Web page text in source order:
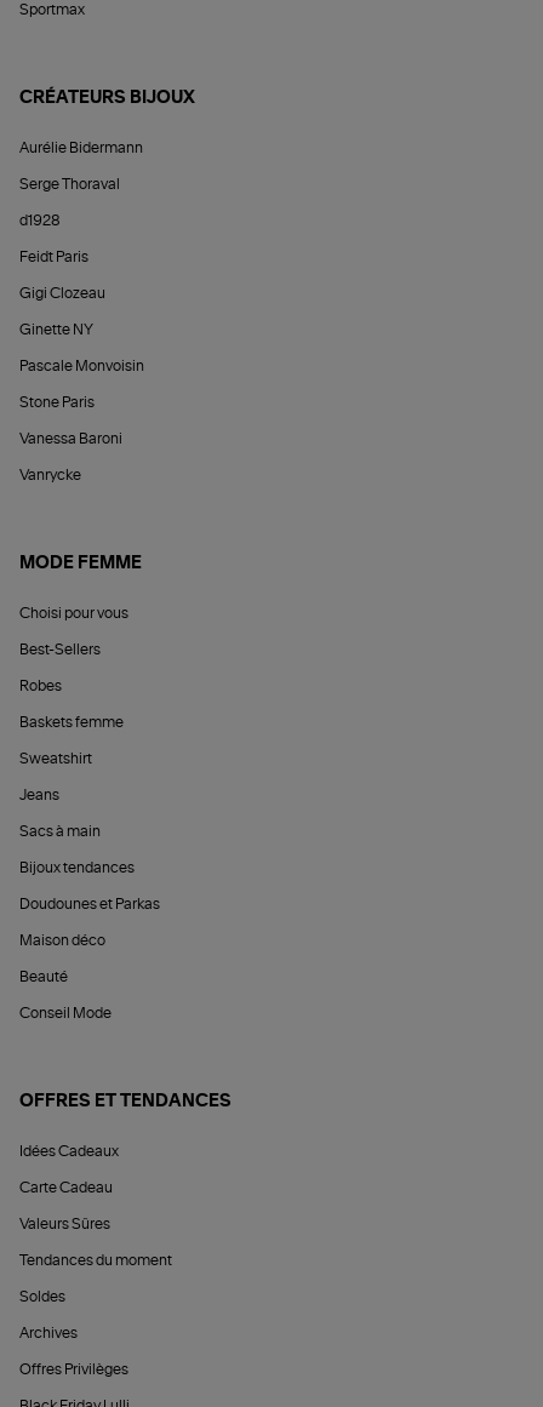
Sportmax
CRÉATEURS BIJOUX
Aurélie Bidermann
Serge Thoraval
d1928
Feidt Paris
Gigi Clozeau
Ginette NY
Pascale Monvoisin
Stone Paris
Vanessa Baroni
Vanrycke
MODE FEMME
Choisi pour vous
Best-Sellers
Robes
Baskets femme
Sweatshirt
Jeans
Sacs à main
Bijoux tendances
Doudounes et Parkas
Maison déco
Beauté
Conseil Mode
OFFRES ET TENDANCES
Idées Cadeaux
Carte Cadeau
Valeurs Sûres
Tendances du moment
Soldes
Archives
Offres Privilèges